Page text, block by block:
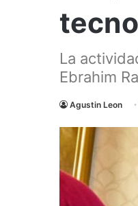
La
Ebrahim
Agustin Leon